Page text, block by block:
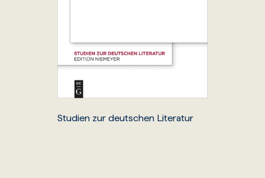
Studien zur deutschen Literatur